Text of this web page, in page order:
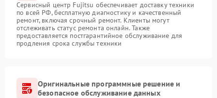
Сервисный центр Fujitsu обеспечивает доставку техники
по всей РФ, бесплатную диагностику и качественный
ремонт, включая срочный ремонт. Клиенты могут
отслеживать статус ремонта онлайн. Также
предоставляется постгарантийное обслуживание для
продления срока службы техники
Оригинальные программные решение и
безопасное обслуживание данных